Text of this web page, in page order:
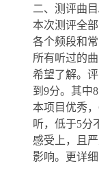
二、测评曲
本次测评全
各个频段和
所有听过的
希望了解。
到9分。其中
本项目优秀
听，低于5分
感受上，且
影响。更详